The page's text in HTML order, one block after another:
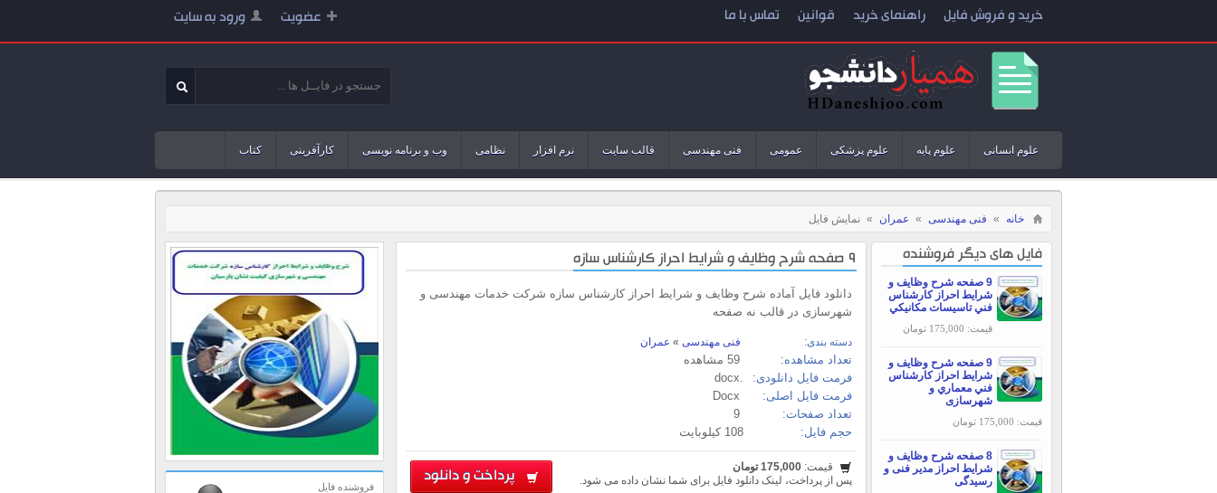
عضویت ورود به سایت خرید و فروش فایل راهنمای خرید قوانین تماس با ما
علوم انسانی علوم پایه علوم پزشکی عمومی فنی مهندسی قالب سایت نرم افزار نظامی وب و برنامه نویسی کارآفرینی کتاب
خانه » فنی مهندسی » عمران » نمایش فایل
فایل های دیگر فروشنده
9 صفحه شرح وظایف و
شرایط احراز کارشناس
فني تاسيسات مکانيکي
قیمت: 175,000 تومان
9 صفحه شرح وظایف و
شرایط احراز کارشناس
فني معماري و
شهرسازی
قیمت: 175,000 تومان
8 صفحه شرح وظایف و
شرایط احراز مدير فنی و
رسیدگی
فروشنده فایل
9 صفحه شرح وظایف و شرایط احراز کارشناس سازه
دانلود فایل آماده شرح وظایف و شرایط احراز کارشناس سازه شرکت خدمات مهندسی و
شهرسازی در قالب نه صفحه
دسته بندی: فنی مهندسی » عمران
تعداد مشاهده:
فرمت فایل دانلودی:
.docx
فرمت فایل اصلی:
تعداد صفحات:
حجم فایل:
108 کیلوبایت
پرداخت و دانلود
قیمت: 175,000 تومان
پس از پرداخت، لینک دانلود فایل برای شما نشان داده می شود.